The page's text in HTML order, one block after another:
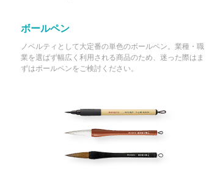
ボールペン
ノベルティとして大定番の単色のボールペン。業種・職
業を選ばず幅広く利用される商品のため、迷った際はま
ずはボールペンをご検討ください。